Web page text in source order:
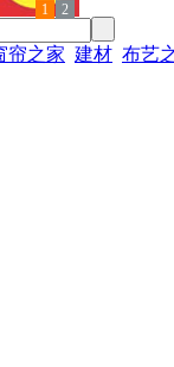
1 2
帘之家 建材 布艺